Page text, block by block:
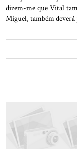
dizem-me que Vital
Miguel, também deverá